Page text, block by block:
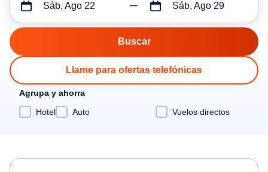
Sáb, Ago 22 Sáb, Ago 29
Llame para ofertas telefónicas
Agrupa y ahorra
Hotel
Auto Vuelos directos